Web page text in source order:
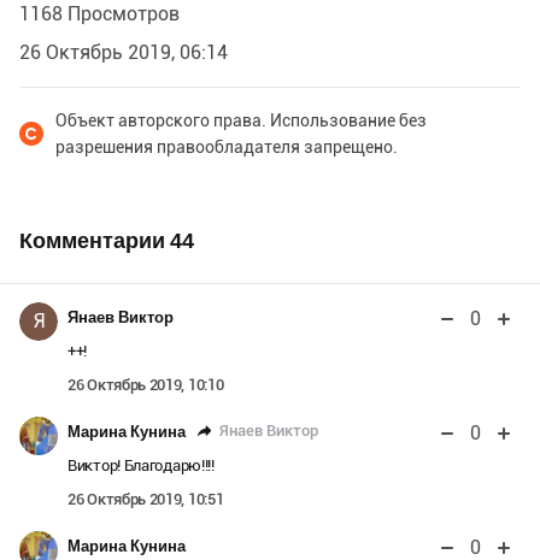
1168 Просмотров
26 Октябрь 2019, 06:14
Объект авторского права. Использование без
разрешения правообладателя запрещено.
Комментарии 44
Я Янаев Виктор 0
++!
26 Октябрь 2019, 10:10
Марина Кунина Янаев Виктор 0
Виктор! Благодарю!!!!
26 Октябрь 2019, 10:51
Марина Кунина 0